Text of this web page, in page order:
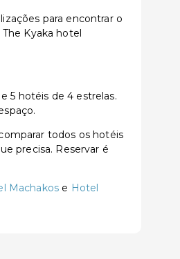
para encontrar o
Kyaka hotel
5 hotéis de 4 estrelas.
todos os hotéis
precisa. Reservar é
Machakos e Hotel